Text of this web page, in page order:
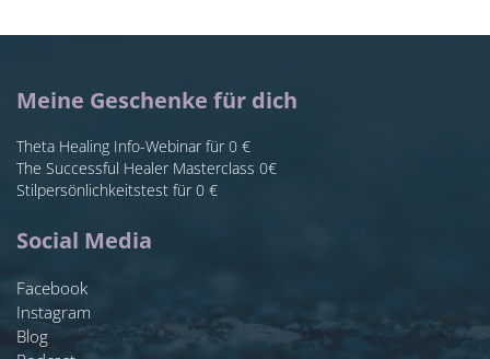
Meine Geschenke für dich
Theta Healing Info-Webinar für 0 €
The Successful Healer Masterclass 0€
Stilpersönlichkeitstest für 0 €
Social Media
Facebook
Instagram
Blog